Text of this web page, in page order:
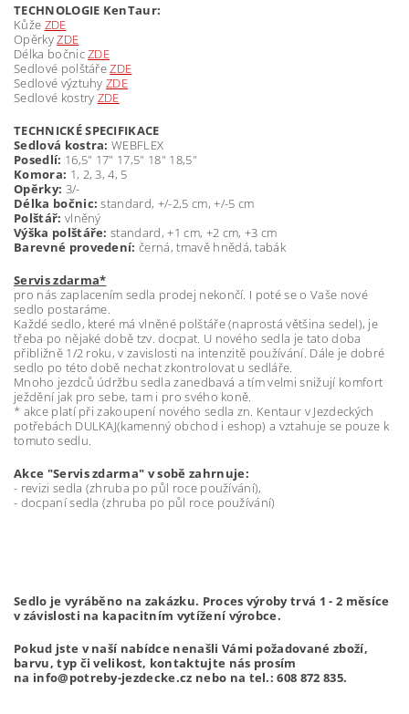
TECHNOLOGIE KenTaur:
Kůže ZDE
OpěrkyZDE
Délka bočnicZDE
Sedlové polštářeZDE
Sedlové výztuhyZDE
Sedlové kostry ZDE
TECHNICKÉ SPECIFIKACE
Sedlová kostra: WEBFLEX
Posedlí: 16,5" 17" 17,5" 18" 18,5"
Komora: 1, 2, 3, 4, 5
Opěrky: 3/-
Délka bočnic:standard, +/-2,5 cm, +/-5 cm
Polštář: vlněný
Výška polštáře: standard, +1 cm, +2 cm, +3 cm
Barevné provedení:černá, tmavě hnědá, tabák
Servis zdarma*
pro nás zaplacením sedla prodej nekončí. I poté se o Vaše nové
sedlo postaráme.
Každé sedlo, které má vlněné polštáře (naprostá většina sedel), je
třeba po nějaké době tzv. docpat. U nového sedla je tato doba
přibližně 1/2 roku, v zavislosti na intenzitě používání. Dále je dobré
sedlo po této době nechat zkontrolovat u sedláře.
Mnoho jezdců údržbu sedla zanedbavá a tím velmi snižují komfort
ježdění jak pro sebe, tam i pro svého koně.
* akce platí při zakoupení nového sedla zn. Kentaur v Jezdeckých
potřebách DULKAJ(kamenný obchod i eshop) a vztahuje se pouze k
tomuto sedlu.
Akce "Servis zdarma" v sobě zahrnuje:
- revizi sedla (zhruba po půl roce používání),
- docpaní sedla (zhruba po půl roce používání)
Sedlo je vyráběno na zakázku. Proces výroby trvá 1 - 2 měsíce
v závislosti na kapacitním vytížení výrobce.
Pokud jste v naší nabídce nenašli Vámi požadované zboží,
barvu, typ či velikost, kontaktujte nás prosím
na info@potreby-jezdecke.cz nebo na tel.: 608 872 835.